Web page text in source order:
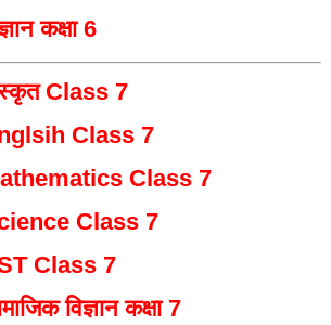
कक्षा 6
Class 7
Class 7
Class 7
Class 7
Class 7
विज्ञान कक्षा 7